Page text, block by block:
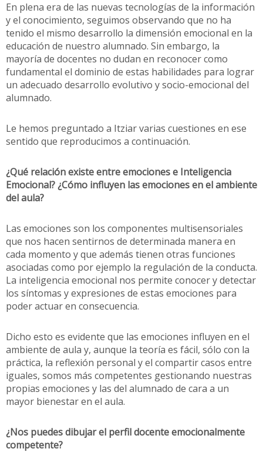
En plena era de las nuevas tecnologías de la información
y el conocimiento, seguimos observando que no ha
tenido el mismo desarrollo la dimensión emocional en la
educación de nuestro alumnado. Sin embargo, la
mayoría de docentes no dudan en reconocer como
fundamental el dominio de estas habilidades para lograr
un adecuado desarrollo evolutivo y socio-emocional del
alumnado.
Le hemos preguntado a Itziar varias cuestiones en ese
sentido que reproducimos a continuación.
¿Qué relación existe entre emociones e Inteligencia
Emocional? ¿Cómo influyen las emociones en el ambiente
del aula?
Las emociones son los componentes multisensoriales
que nos hacen sentirnos de determinada manera en
cada momento y que además tienen otras funciones
asociadas como por ejemplo la regulación de la conducta.
La inteligencia emocional nos permite conocer y detectar
los síntomas y expresiones de estas emociones para
poder actuar en consecuencia.
Dicho esto es evidente que las emociones influyen en el
ambiente de aula y, aunque la teoría es fácil, sólo con la
práctica, la reflexión personal y el compartir casos entre
iguales, somos más competentes gestionando nuestras
propias emociones y las del alumnado de cara a un
mayor bienestar en el aula.
¿Nos puedes dibujar el perfil docente emocionalmente
competente?